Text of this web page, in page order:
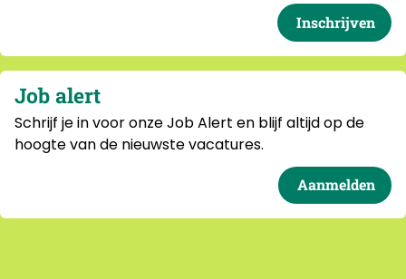
Inschrijven
Job alert
Schrijf je in voor onze Job Alert en blijf altijd op de
hoogte van de nieuwste vacatures.
Aanmelden